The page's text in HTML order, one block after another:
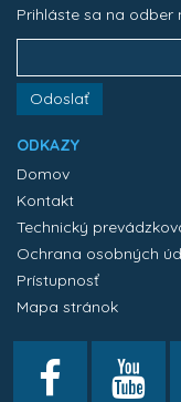
Prihláste sa na odber
Odoslať
ODKAZY
Domov
Kontakt
Technický
Ochrana osobných
Prístupnosť
Mapa stránok